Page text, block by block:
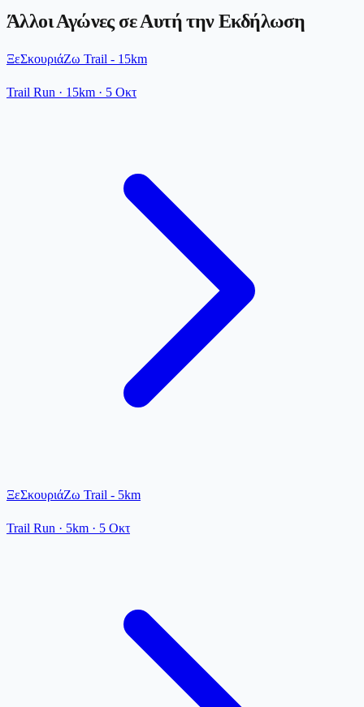
Άλλοι Αγώνες σε Αυτή την Εκδήλωση
ΞεΣκουριάΖω Trail - 15km
Trail Run · 15km · 5 Οκτ
ΞεΣκουριάΖω Trail - 5km
Trail Run · 5km · 5 Οκτ